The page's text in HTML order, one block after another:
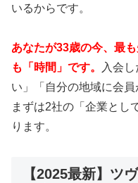
ウェル
💡 サブスク婚活：
💰 月額 9,800円
いるからです。
あなたが33歳の今、最
も「時間」です。
入会
い」「自分の地域に会員
まずは2社の「企業とし
ります。
【2025最新】ツ